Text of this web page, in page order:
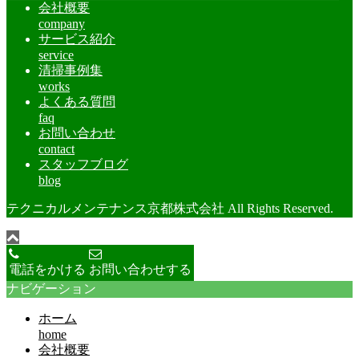
会社概要
company
サービス紹介
service
清掃事例集
works
よくある質問
faq
お問い合わせ
contact
スタッフブログ
blog
テクニカルメンテナンス京都株式会社 All Rights Reserved.
電話をかける お問い合わせする
ナビゲーション
ホーム
home
会社概要